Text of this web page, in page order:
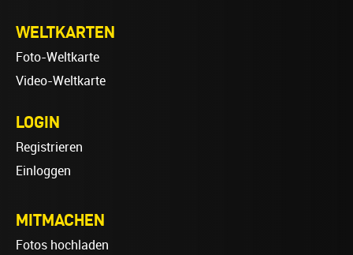
WELTKARTEN
Foto-Weltkarte
Video-Weltkarte
LOGIN
Registrieren
Einloggen
MITMACHEN
Fotos hochladen